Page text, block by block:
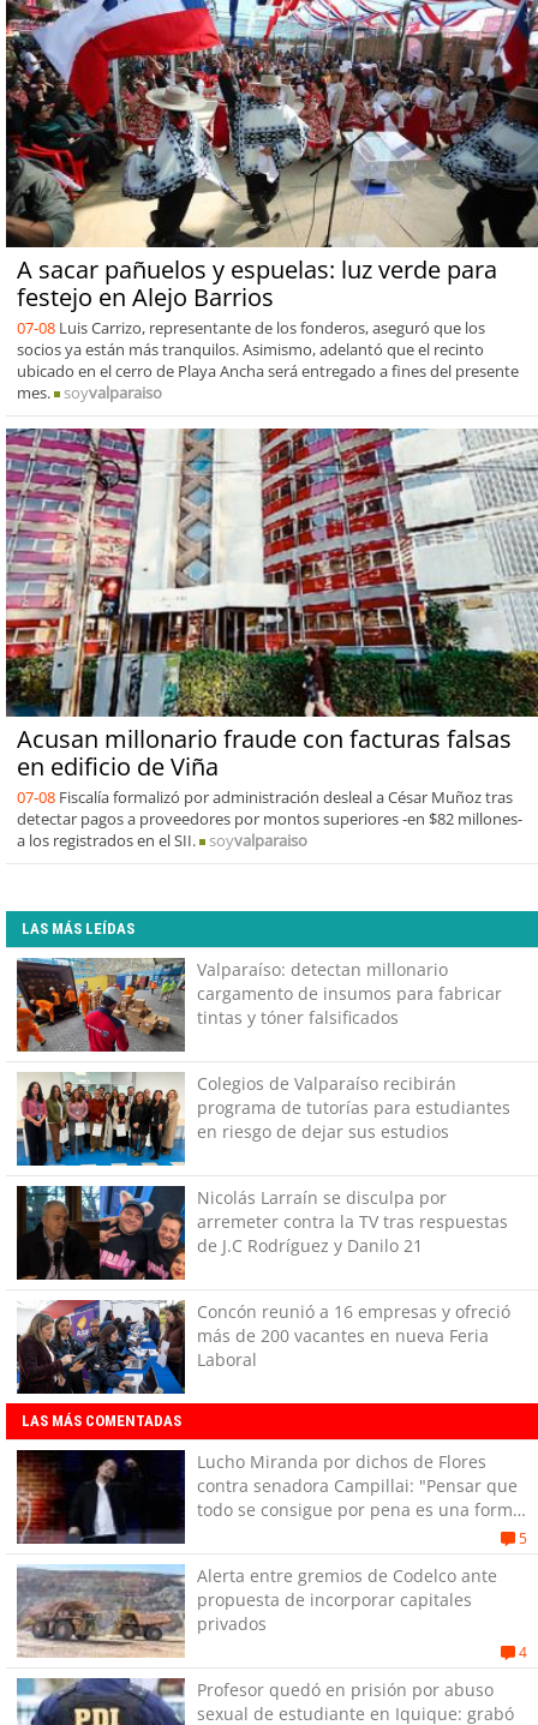
A sacar pañuelos y espuelas: luz verde para
festejo en Alejo Barrios
07-08 Luis Carrizo, representante de los fonderos, aseguró que los
socios ya están más tranquilos. Asimismo, adelantó que el recinto
ubicado en el cerro de Playa Ancha será entregado a fines del presente
mes.
soyvalparaiso
Acusan millonario fraude con facturas falsas
en edificio de Viña
07-08 Fiscalía formalizó por administración desleal a César Muñoz tras
detectar pagos a proveedores por montos superiores -en $82 millones-
a los registrados en el SII.
soyvalparaiso
LAS MÁS LEÍDAS
Valparaíso: detectan millonario
cargamento de insumos para fabricar
tintas y tóner falsificados
Colegios de Valparaíso recibirán
programa de tutorías para estudiantes
en riesgo de dejar sus estudios
Nicolás Larraín se disculpa por
arremeter contra la TV tras respuestas
de J.C Rodríguez y Danilo 21
Concón reunió a 16 empresas y ofreció
más de 200 vacantes en nueva Feria
Laboral
LAS MÁS COMENTADAS
Lucho Miranda por dichos de Flores
contra senadora Campillai: "Pensar que
todo se consigue por pena es una forma
5
Alerta entre gremios de Codelco ante
propuesta de incorporar capitales
privados
4
Profesor quedó en prisión por abuso
sexual de estudiante en Iquique: grabó